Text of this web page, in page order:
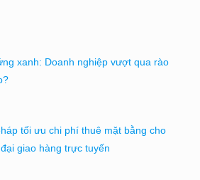
xanh: Doanh nghiệp vượt qua rào
tối ưu chi phí thuê mặt bằng cho
giao hàng trực tuyến